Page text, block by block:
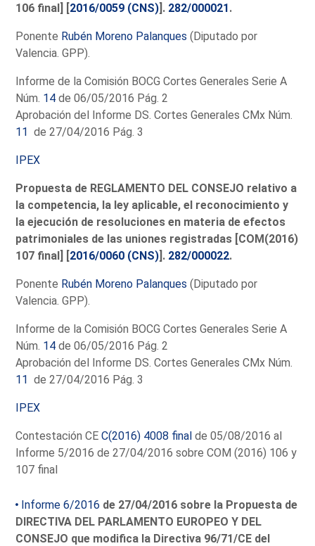
106 final] [2016/0059 (CNS)]. 282/000021.
Ponente Rubén Moreno Palanques (Diputado por
Valencia. GPP).
Informe de la Comisión BOCG Cortes Generales Serie A
Núm. 14 de 06/05/2016 Pág. 2
Aprobación del Informe DS. Cortes Generales CMx Núm.
11 de 27/04/2016 Pág. 3
IPEX
Propuesta de REGLAMENTO DEL CONSEJO relativo a
la competencia, la ley aplicable, el reconocimiento y
la ejecución de resoluciones en materia de efectos
patrimoniales de las uniones registradas [COM(2016)
107 final] [2016/0060 (CNS)]. 282/000022.
Ponente Rubén Moreno Palanques (Diputado por
Valencia. GPP).
Informe de la Comisión BOCG Cortes Generales Serie A
Núm. 14 de 06/05/2016 Pág. 2
Aprobación del Informe DS. Cortes Generales CMx Núm.
11 de 27/04/2016 Pág. 3
IPEX
Contestación CEC(2016) 4008 final de 05/08/2016 al
Informe 5/2016 de 27/04/2016 sobre COM (2016) 106 y
107 final
Informe 6/2016 de 27/04/2016 sobre la Propuesta de
DIRECTIVA DEL PARLAMENTO EUROPEO Y DEL
CONSEJO que modifica la Directiva 96/71/CE del